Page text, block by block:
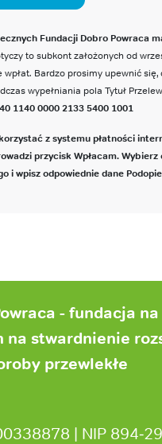
Fundacji Dobro Powraca
to subkont założonych od
wpłat. Bardzo prosimy upewnić
wypełniania pola Tytuł
1140 0000 2133 5400 1001
z systemu płatności
przycisk Wpłacam.
i wpisz odpowiednie dane
- fundacja
na stwardnienie
przewlekłe
| NIP